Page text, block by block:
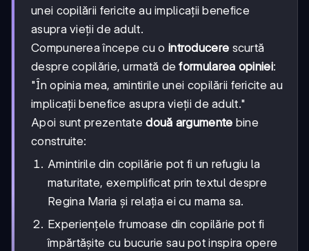
unei copilării fericite au implicații benefice
asupra vieții de adult.
Compunerea începe cu o introducere scurtă
despre copilărie, urmată deformularea opiniei:
"În opinia mea, amintirile unei copilării fericite au
implicații benefice asupra vieții de adult."
Apoi sunt prezentatedouă argumente bine
construite:
Amintirile din copilărie pot fi un refugiu la
maturitate, exemplificat prin textul despre
Regina Maria și relația ei cu mama sa.
Experiențele frumoase din copilărie pot fi
împărtășite cu bucurie sau pot inspira opere